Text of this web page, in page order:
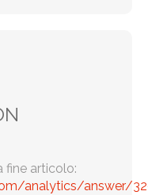
fine articolo:
analytics/answer/